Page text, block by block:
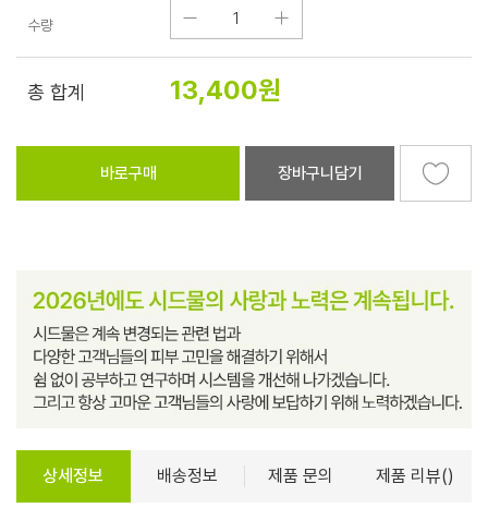
수량
총 합계 13,400원
바로구매 장바구니담기
상세정보 배송정보 제품 문의 제품 리뷰()